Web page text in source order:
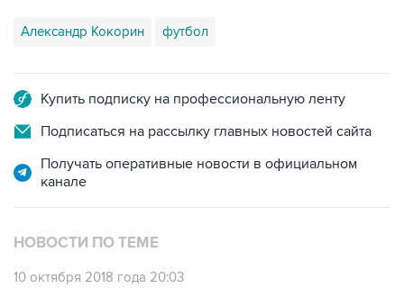
Александр Кокорин футбол
Купить подписку на профессиональную ленту
Подписаться на рассылку главных новостей сайта
Получать оперативные новости в официальном
канале
НОВОСТИ ПО ТЕМЕ
10 октября 2018 года 20:03